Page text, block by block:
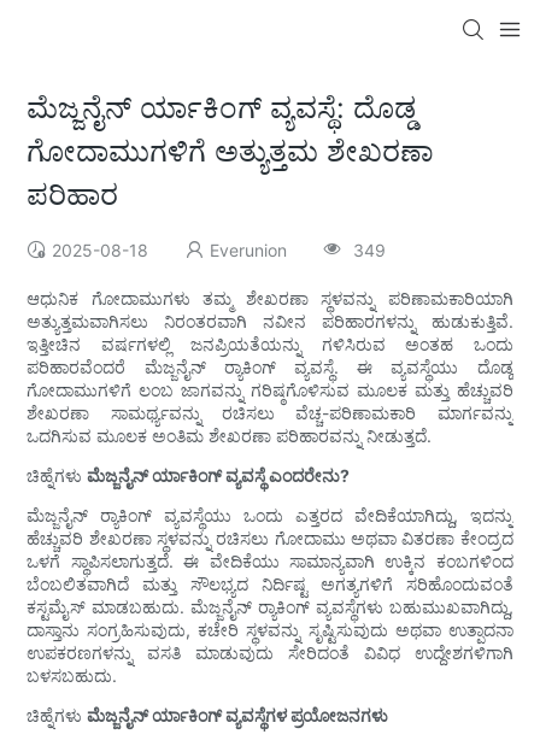
ಮೆಜ್ಜನೈನ್ ರ್ಯಾಕಿಂಗ್ ವ್ಯವಸ್ಥೆ: ದೊಡ್ಡ
ಗೋದಾಮುಗಳಿಗೆ ಅತ್ಯುತ್ತಮ ಶೇಖರಣಾ
ಪರಿಹಾರ
2025-08-18 Everunion 349
ಆಧುನಿಕ ಗೋದಾಮುಗಳು ತಮ್ಮ ಶೇಖರಣಾ ಸ್ಥಳವನ್ನು ಪರಿಣಾಮಕಾರಿಯಾಗಿ
ಅತ್ಯುತ್ತಮವಾಗಿಸಲು ನಿರಂತರವಾಗಿ ನವೀನ ಪರಿಹಾರಗಳನ್ನು ಹುಡುಕುತ್ತಿವೆ.
ಇತ್ತೀಚಿನ ವರ್ಷಗಳಲ್ಲಿ ಜನಪ್ರಿಯತೆಯನ್ನು ಗಳಿಸಿರುವ ಅಂತಹ ಒಂದು
ಪರಿಹಾರವೆಂದರೆ ಮೆಜ್ಜನೈನ್ ರ‍್ಯಾಕಿಂಗ್ ವ್ಯವಸ್ಥೆ. ಈ ವ್ಯವಸ್ಥೆಯು ದೊಡ್ಡ
ಗೋದಾಮುಗಳಿಗೆ ಲಂಬ ಜಾಗವನ್ನು ಗರಿಷ್ಠಗೊಳಿಸುವ ಮೂಲಕ ಮತ್ತು ಹೆಚ್ಚುವರಿ
ಶೇಖರಣಾ ಸಾಮರ್ಥ್ಯವನ್ನು ರಚಿಸಲು ವೆಚ್ಚ-ಪರಿಣಾಮಕಾರಿ ಮಾರ್ಗವನ್ನು
ಒದಗಿಸುವ ಮೂಲಕ ಅಂತಿಮ ಶೇಖರಣಾ ಪರಿಹಾರವನ್ನು ನೀಡುತ್ತದೆ.
ಚಿಹ್ನೆಗಳುಮೆಜ್ಜನೈನ್ ರ್ಯಾಕಿಂಗ್ ವ್ಯವಸ್ಥೆ ಎಂದರೇನು?
ಮೆಜ್ಜನೈನ್ ರ‍್ಯಾಕಿಂಗ್ ವ್ಯವಸ್ಥೆಯು ಒಂದು ಎತ್ತರದ ವೇದಿಕೆಯಾಗಿದ್ದು, ಇದನ್ನು
ಹೆಚ್ಚುವರಿ ಶೇಖರಣಾ ಸ್ಥಳವನ್ನು ರಚಿಸಲು ಗೋದಾಮು ಅಥವಾ ವಿತರಣಾ ಕೇಂದ್ರದ
ಒಳಗೆ ಸ್ಥಾಪಿಸಲಾಗುತ್ತದೆ. ಈ ವೇದಿಕೆಯು ಸಾಮಾನ್ಯವಾಗಿ ಉಕ್ಕಿನ ಕಂಬಗಳಿಂದ
ಬೆಂಬಲಿತವಾಗಿದೆ ಮತ್ತು ಸೌಲಭ್ಯದ ನಿರ್ದಿಷ್ಟ ಅಗತ್ಯಗಳಿಗೆ ಸರಿಹೊಂದುವಂತೆ
ಕಸ್ಟಮೈಸ್ ಮಾಡಬಹುದು. ಮೆಜ್ಜನೈನ್ ರ‍್ಯಾಕಿಂಗ್ ವ್ಯವಸ್ಥೆಗಳು ಬಹುಮುಖವಾಗಿದ್ದು,
ದಾಸ್ತಾನು ಸಂಗ್ರಹಿಸುವುದು, ಕಚೇರಿ ಸ್ಥಳವನ್ನು ಸೃಷ್ಟಿಸುವುದು ಅಥವಾ ಉತ್ಪಾದನಾ
ಉಪಕರಣಗಳನ್ನು ವಸತಿ ಮಾಡುವುದು ಸೇರಿದಂತೆ ವಿವಿಧ ಉದ್ದೇಶಗಳಿಗಾಗಿ
ಬಳಸಬಹುದು.
ಚಿಹ್ನೆಗಳುಮೆಜ್ಜನೈನ್ ರ್ಯಾಕಿಂಗ್ ವ್ಯವಸ್ಥೆಗಳ ಪ್ರಯೋಜನಗಳು